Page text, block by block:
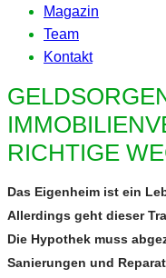
Magazin
Team
Kontakt
RICHTIGE
Das Eigenheim ist ein
Allerdings geht dieser
Die Hypothek muss
Sanierungen und